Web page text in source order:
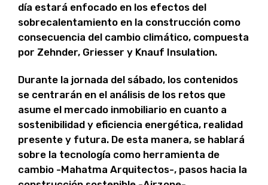
día estará enfocado en los efectos del
sobrecalentamiento en la construcción como
consecuencia del cambio climático, compuesta
por Zehnder, Griesser y Knauf Insulation.
Durante la jornada del sábado, los contenidos
se centrarán en el análisis de los retos que
asume el mercado inmobiliario en cuanto a
sostenibilidad y eficiencia energética, realidad
presente y futura. De esta manera, se hablará
sobre la tecnología como herramienta de
cambio -Mahatma Arquitectos-, pasos hacia la